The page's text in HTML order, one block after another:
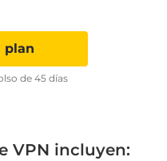
plan
de 45 días
VPN incluyen: